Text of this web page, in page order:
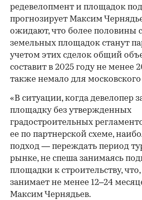
редевелопмент и площадок под
прогнозирует Максим
ожидают, что более половины
земельных площадок станут
учетом этих сделок общий
составит в 2025 году не менее
также немало для
«В ситуации, когда девелопер
площадку без утвержденных
градостроительных
ее по партнерской схеме,
подход — переждать период
рынке, не спеша занимаясь
площадки к строительству,
занимает не менее 12–24
Максим Чернядьев.